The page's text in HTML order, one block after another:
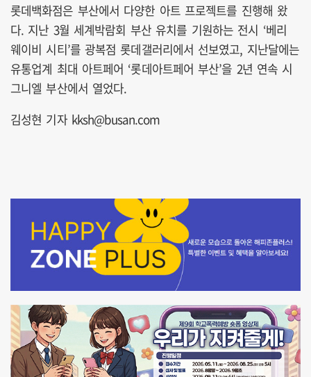
롯데백화점은 부산에서 다양한 아트 프로젝트를 진행해 왔
다. 지난 3월 세계박람회 부산 유치를 기원하는 전시 ‘베리
웨이비 시티’를 광복점 롯데갤러리에서 선보였고, 지난달에는
유통업계 최대 아트페어 ‘롯데아트페어 부산’을 2년 연속 시
그니엘 부산에서 열었다.
김성현 기자 kksh@busan.com